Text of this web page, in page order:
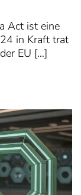
Act ist eine
in Kraft trat
EU […]